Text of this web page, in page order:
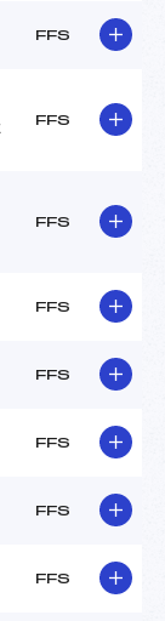
FFS
FFS
FFS
FFS
FFS
FFS
FFS
FFS